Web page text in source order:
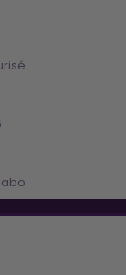
commande